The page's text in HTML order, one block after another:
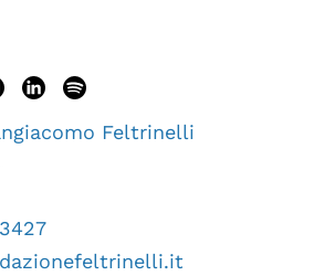
Feltrinelli